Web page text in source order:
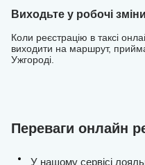
Виходьте у робочі
Коли реєстрацію в таксі
виходити на маршрут,
Ужгороді.
Переваги онлайн
У нашому сервісі